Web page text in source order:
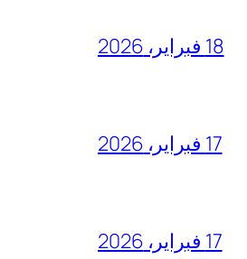
18 فبراير، 2026
17 فبراير، 2026
17 فبراير، 2026